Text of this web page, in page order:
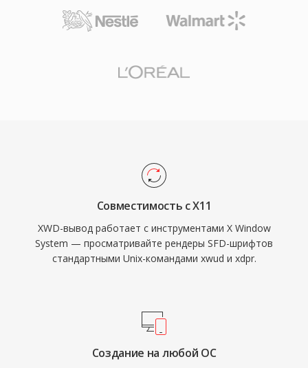
Совместимость с X11
XWD-вывод работает с инструментами X Window
System — просматривайте рендеры SFD-шрифтов
стандартными Unix-командами xwud и xdpr.
Создание на любой ОС